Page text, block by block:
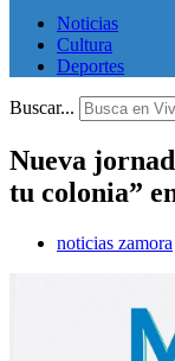
Noticias
Cultura
Deportes
Buscar...
Nueva
tu colonia”
noticias zamora